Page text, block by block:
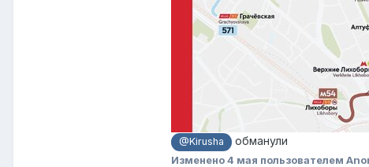
@Kirusha обманули
Изменено4 мая пользователем